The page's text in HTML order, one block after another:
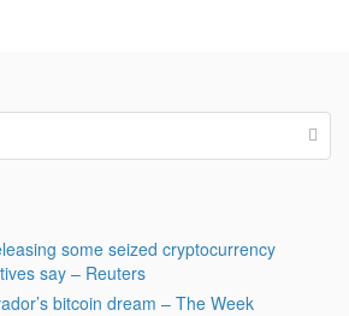
some seized cryptocurrency
say – Reuters
bitcoin dream – The Week